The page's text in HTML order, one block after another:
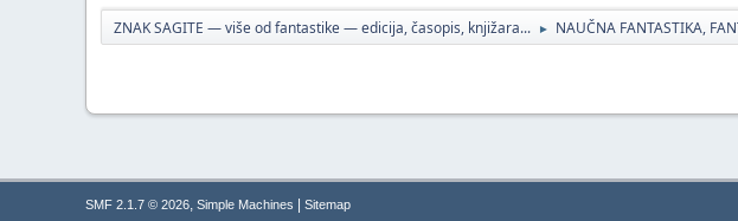
ZNAK SAGITE — više od fantastike — edicija, časopis, knjižara... ► NAUČNA FANTASTIKA,
SMF 2.1.7 © 2026, Simple Machines Sitemap